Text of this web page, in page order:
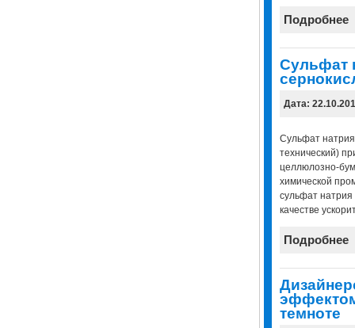
Подробнее
Сульфат
Дата:
Сульфат
технический)
целлюлозно-
химической
сульфат натрия
качестве
Подробнее
темноте